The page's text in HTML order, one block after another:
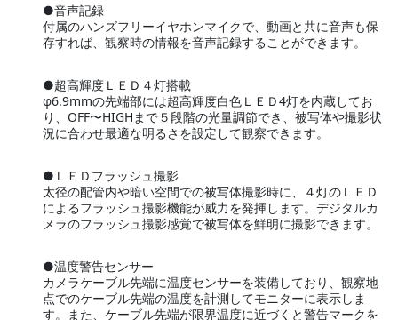
●音声記録
付属のハンズフリーイヤホンマイクで、動画と共に音声も保
存すれば、観察時の情報を音声記録することができます。
●超高輝度ＬＥＤ４灯搭載
φ6.9mmの先端部には超高輝度白色ＬＥＤ4灯を内蔵してお
り、OFF〜HIGHまで５段階の光量調節でき、被写体や撮影状
況に合わせ最適な明るさを設定して観察できます。
●ＬＥＤフラッシュ撮影
太径の配管内や暗い空間での被写体撮影時に、４灯のＬＥＤ
によるフラッシュ撮影機能が威力を発揮します。デジタルカ
メラのフラッシュ撮影感覚で被写体を鮮明に撮影できます。
●温度警告センサー
カメラケーブル先端に温度センサーを装備しており、観察地
点でのケーブル先端の温度を計測してモニターに表示しま
す。また、ケーブル先端が限界温度に近づくと警告マークを